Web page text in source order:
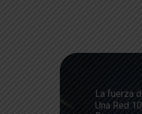
La fuerza
Una Red